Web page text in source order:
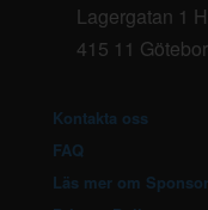
Lagergatan 1
415 11
Kontakta oss
FAQ
Läs mer om